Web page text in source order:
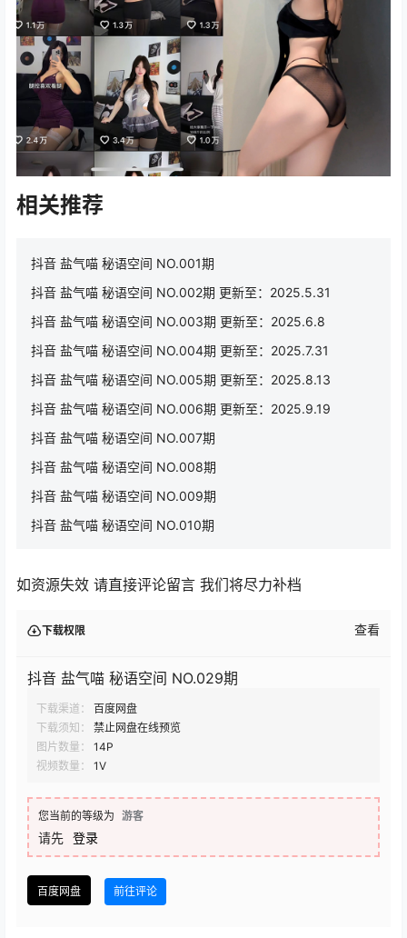
相关推荐
抖音 盐气喵 秘语空间 NO.001期
抖音 盐气喵 秘语空间 NO.002期 更新至：2025.5.31
抖音 盐气喵 秘语空间 NO.003期 更新至：2025.6.8
抖音 盐气喵 秘语空间 NO.004期 更新至：2025.7.31
抖音 盐气喵 秘语空间 NO.005期 更新至：2025.8.13
抖音 盐气喵 秘语空间 NO.006期 更新至：2025.9.19
抖音 盐气喵 秘语空间 NO.007期
抖音 盐气喵 秘语空间 NO.008期
抖音 盐气喵 秘语空间 NO.009期
抖音 盐气喵 秘语空间 NO.010期
如资源失效 请直接评论留言 我们将尽力补档
下载权限 查看
抖音 盐气喵 秘语空间 NO.029期
下载渠道：
百度网盘
下载须知：
禁止网盘在线预览
图片数量：
14P
视频数量：
1V
您当前的等级为 游客
请先 登录
百度网盘 前往评论